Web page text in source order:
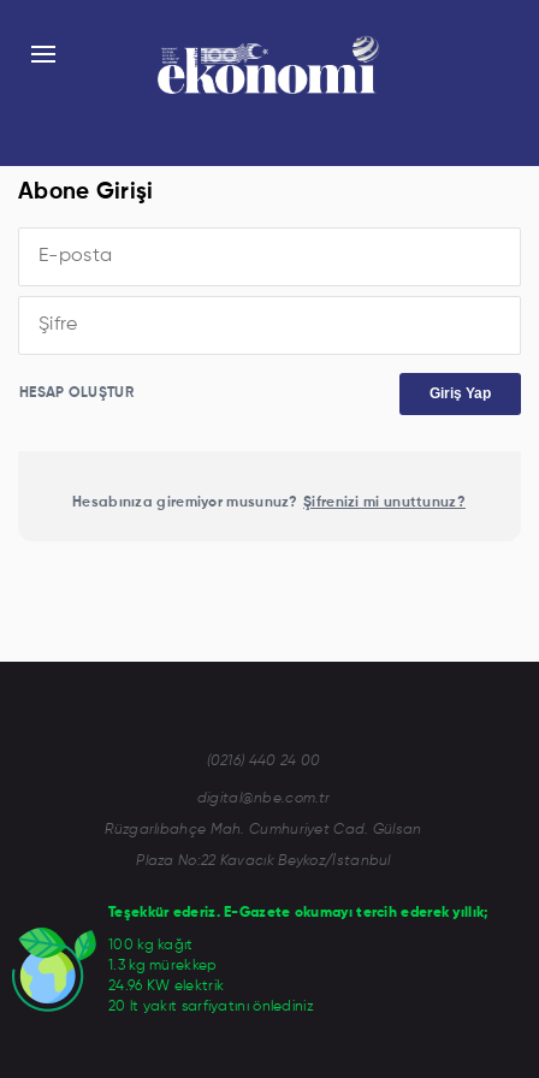
Abone Girişi
HESAP OLUŞTUR Giriş Yap
Hesabınıza giremiyor musunuz? Şifrenizi mi unuttunuz?
Teşekkür ederiz. E-Gazete okumayı tercih ederek yıllık;
100 kg kağıt
1.3 kg mürekkep
24.96 KW elektrik
20 lt yakıt sarfiyatını önlediniz
(0216) 440 24 00
digital@nbe.com.tr
Rüzgarlıbahçe Mah. Cumhuriyet Cad. Gülsan
Plaza No:22 Kavacık Beykoz/İstanbul